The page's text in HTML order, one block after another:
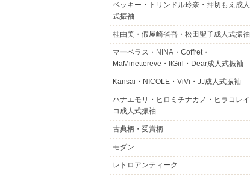
ベッキー・トリンドル玲奈・押切もえ成人
式振袖
桂由美・假屋崎省吾・松田聖子成人式振袖
マーベラス・NINA・Coffret・
MaMinettereve・ItGirl・Dear成人式振袖
Kansai・NICOLE・ViVi・JJ成人式振袖
ハナエモリ・ヒロミチナカノ・ヒラコレイ
コ成人式振袖
古典柄・受賞柄
モダン
レトロアンティーク